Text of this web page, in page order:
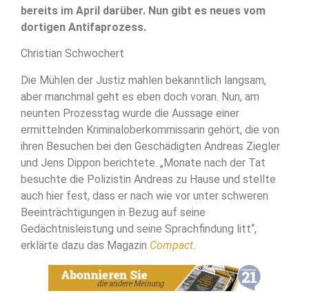
bereits im April darüber. Nun gibt es neues vom
dortigen Antifaprozess.
Christian Schwochert
Die Mühlen der Justiz mahlen bekanntlich langsam,
aber manchmal geht es eben doch voran. Nun, am
neunten Prozesstag wurde die Aussage einer
ermittelnden Kriminaloberkommissarin gehört, die von
ihren Besuchen bei den Geschädigten Andreas Ziegler
und Jens Dippon berichtete. „Monate nach der Tat
besuchte die Polizistin Andreas zu Hause und stellte
auch hier fest, dass er nach wie vor unter schweren
Beeinträchtigungen in Bezug auf seine
Gedächtnisleistung und seine Sprachfindung litt“,
erklärte dazu das Magazin Compact